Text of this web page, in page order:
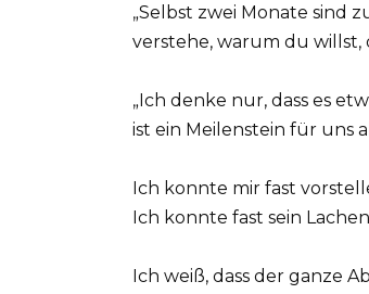
„Selbst zwei Monate sind
verstehe, warum du willst,
„Ich denke nur, dass es
ist ein Meilenstein für uns
Ich konnte mir fast
Ich konnte fast sein
Ich weiß, dass der ganze